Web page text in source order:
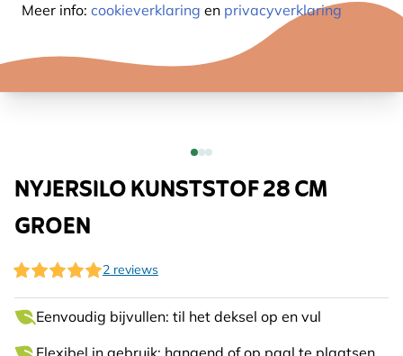
Meer info: cookieverklaring en privacyverklaring
NYJERSILO KUNSTSTOF 28 CM
GROEN
2 reviews
Eenvoudig bijvullen: til het deksel op en vul
Flexibel in gebruik: hangend of op paal te plaatsen